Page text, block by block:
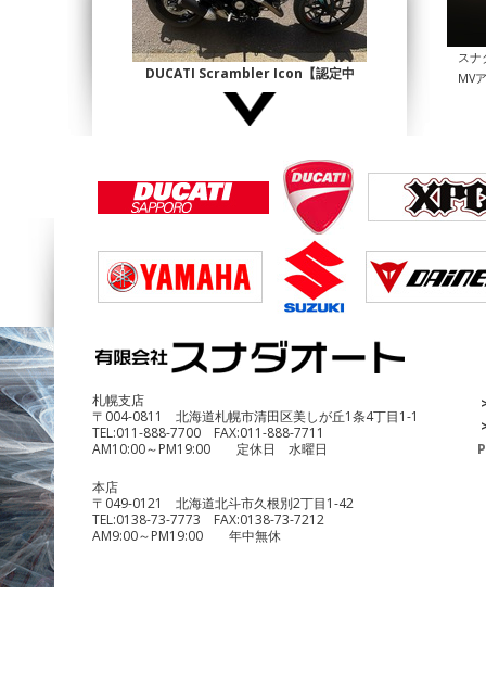
DUCATI Scrambler Icon【認定中
古】
¥1,140,000
¥690,000
スナ
MV
札幌支店
〒004-0811 北海道札幌市清田区美しが丘1条4丁目1-1
TEL:011-888-7700 FAX:011-888-7711
AM10:00～PM19:00 定休日 水曜日
本店
〒049-0121 北海道北斗市久根別2丁目1-42
TEL:0138-73-7773 FAX:0138-73-7212
AM9:00～PM19:00 年中無休